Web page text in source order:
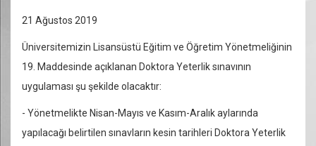
21 Ağustos 2019
Üniversitemizin Lisansüstü Eğitim ve Öğretim Yönetmeliğinin
19. Maddesinde açıklanan Doktora Yeterlik sınavının
uygulaması şu şekilde olacaktır:
- Yönetmelikte Nisan-Mayıs ve Kasım-Aralık aylarında
yapılacağı belirtilen sınavların kesin tarihleri Doktora Yeterlik